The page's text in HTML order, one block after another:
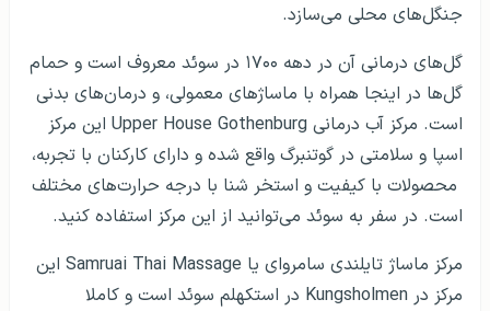
جنگل‌های محلی می‌سازد.
گل‌های درمانی آن در دهه ۱۷۰۰ در سوئد معروف است و حمام
گل‌ها در اینجا همراه با ماساژهای معمولی، و درمان‌های بدنی
است. مرکز آب درمانی Upper House Gothenburg این مرکز
اسپا و سلامتی در گوتنبرگ واقع شده و دارای کارکنان با تجربه،
محصولات با کیفیت و استخر شنا با درجه حرارت‌های مختلف
است. در سفر به سوئد می‌توانید از این مرکز استفاده کنید.
مرکز ماساژ تایلندی سامروای یا Samruai Thai Massage این
مرکز در Kungsholmen در استکهلم سوئد است و کاملا